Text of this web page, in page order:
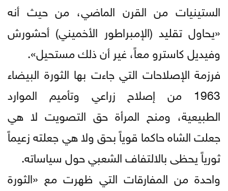
الستينيات من القرن الماضي، من حيث أنه
«يحاول تقليد (الإمبراطور الأخميني) أحشورش
وفيديل كاسترو معاً، غير أن ذلك مستحيل».
فرزمة الإصلاحات التي جاءت بها الثورة البيضاء
1963 من إصلاح زراعي وتأميم الموارد
الطبيعية، ومنح المرأة حق التصويت لا هي
جعلت الشاه حاكما قوياً بحق ولا هي جعلته زعيماً
ثورياً يحظى بالالتفاف الشعبي حول سياساته.
واحدة من المفارقات التي ظهرت مع «الثورة